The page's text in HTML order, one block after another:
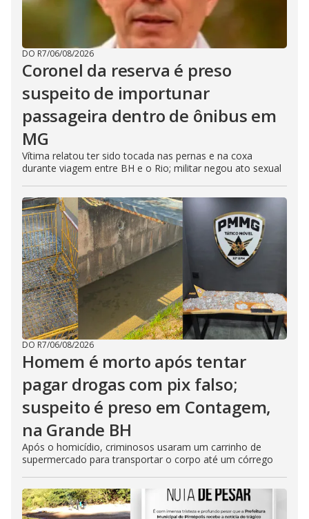
DO R7/06/08/2026
Coronel da reserva é preso
suspeito de importunar
passageira dentro de ônibus em
MG
Vítima relatou ter sido tocada nas pernas e na coxa
durante viagem entre BH e o Rio; militar negou ato sexual
DO R7/06/08/2026
Homem é morto após tentar
pagar drogas com pix falso;
suspeito é preso em Contagem,
na Grande BH
Após o homicídio, criminosos usaram um carrinho de
supermercado para transportar o corpo até um córrego